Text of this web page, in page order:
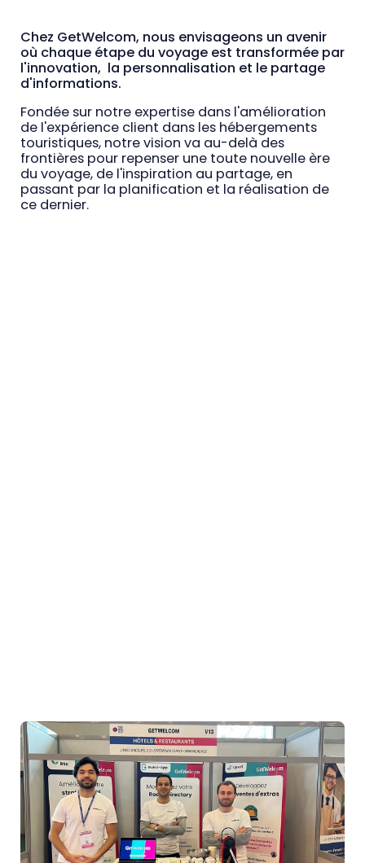
Chez GetWelcom, nous envisageons un avenir
où chaque étape du voyage est transformée par
l'innovation, la personnalisation et le partage
d'informations.
Fondée sur notre expertise dans l'amélioration
de l'expérience client dans les hébergements
touristiques, notre vision va au-delà des
frontières pour repenser une toute nouvelle ère
du voyage, de l'inspiration au partage, en
passant par la planification et la réalisation de
ce dernier.